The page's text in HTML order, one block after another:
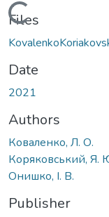
Loading...
Files
Date
2021
Authors
Коваленко, Л. О.
Коряковський, Я.
Онишко, І. В.
Publisher